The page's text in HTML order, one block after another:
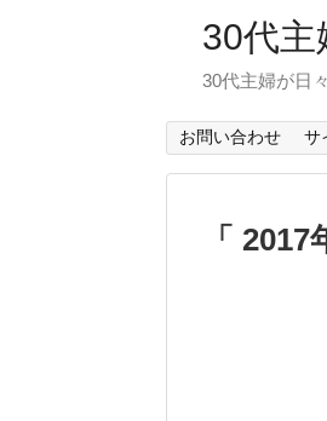
30代
30代主婦が日
お問い合わせ サ
「